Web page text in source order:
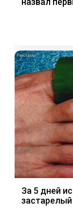
За 5 дней
застарелый